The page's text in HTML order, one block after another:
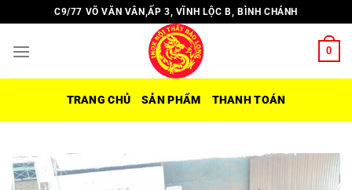
đến
nội
C9/77 VÕ VĂN VÂN,ẤP 3, VĨNH LỘC B, BÌNH CHÁNH
0
TRANG CHỦ SẢN PHẨM THANH TOÁN